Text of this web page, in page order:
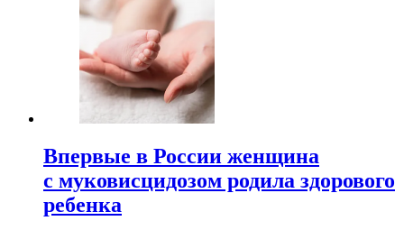
Впервые в России женщина
с муковисцидозом родила здорового
ребенка